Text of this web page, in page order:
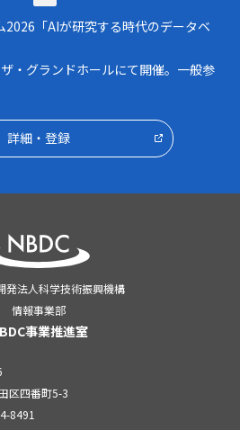
2026「AIが研究する時代のデータベ
・グランドホールにて開催。一般参
詳細・登録
発法人科学技術振興機構
情報事業部
事業推進室
区四番町5-3
8491